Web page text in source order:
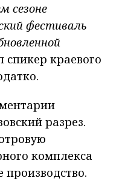
сезоне
фестиваль
спикер краевого
разрез.
комплекса